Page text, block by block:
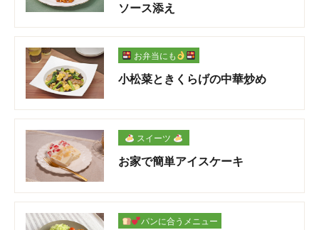
ソース添え
お弁当にも
小松菜ときくらげの中華炒め
スイーツ
お家で簡単アイスケーキ
パンに合うメニュー